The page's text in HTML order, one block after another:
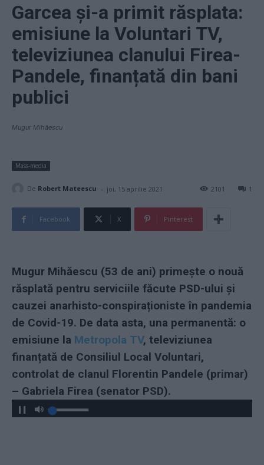
Garcea și-a primit răsplata:
emisiune la Voluntari TV,
televiziunea clanului Firea-
Pandele, finanțată din bani
publici
Mugur Mihăescu
Mass-media
De Robert Mateescu - joi, 15 aprilie 2021 1
2101
Facebook X Pinterest
Mugur Mihăescu (53 de ani) primește o nouă
răsplată pentru serviciile făcute PSD-ului și
cauzei anarhisto-conspiraționiste în pandemia
de Covid-19. De data asta, una permanentă: o
emisiune la Metropola TV, televiziunea
finanțată de Consiliul Local Voluntari,
controlat de clanul Florentin Pandele (primar)
– Gabriela Firea (senator PSD).